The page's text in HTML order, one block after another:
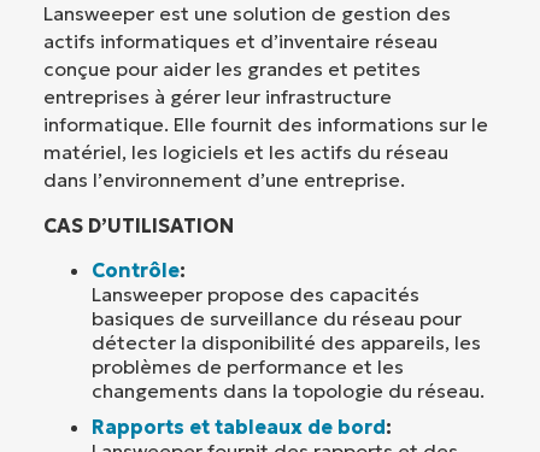
Lansweeper est une solution de gestion des
actifs informatiques et d’inventaire réseau
conçue pour aider les grandes et petites
entreprises à gérer leur infrastructure
informatique. Elle fournit des informations sur le
matériel, les logiciels et les actifs du réseau
dans l’environnement d’une entreprise.
CAS D’UTILISATION
Contrôle:
Lansweeper propose des capacités
basiques de surveillance du réseau pour
détecter la disponibilité des appareils, les
problèmes de performance et les
changements dans la topologie du réseau.
Rapports et tableaux de bord: